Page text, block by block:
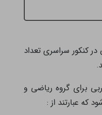
کنکور سراسری تعداد
برای گروه ریاضی و